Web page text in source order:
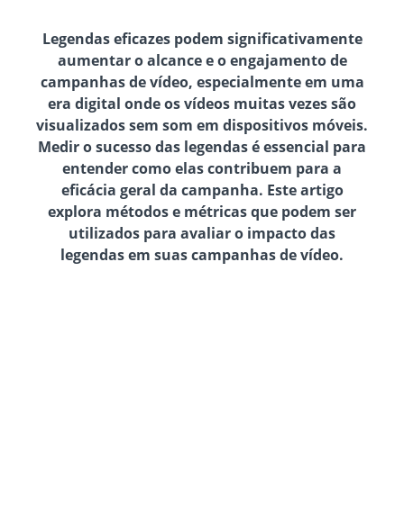
Legendas eficazes podem significativamente
aumentar o alcance e o engajamento de
campanhas de vídeo, especialmente em uma
era digital onde os vídeos muitas vezes são
visualizados sem som em dispositivos móveis.
Medir o sucesso das legendas é essencial para
entender como elas contribuem para a
eficácia geral da campanha. Este artigo
explora métodos e métricas que podem ser
utilizados para avaliar o impacto das
legendas em suas campanhas de vídeo.